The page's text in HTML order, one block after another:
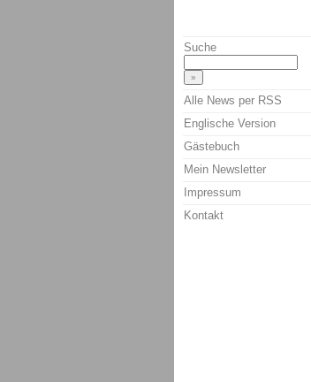
Suche
Alle News per RSS
Englische Version
Gästebuch
Mein Newsletter
Impressum
Kontakt